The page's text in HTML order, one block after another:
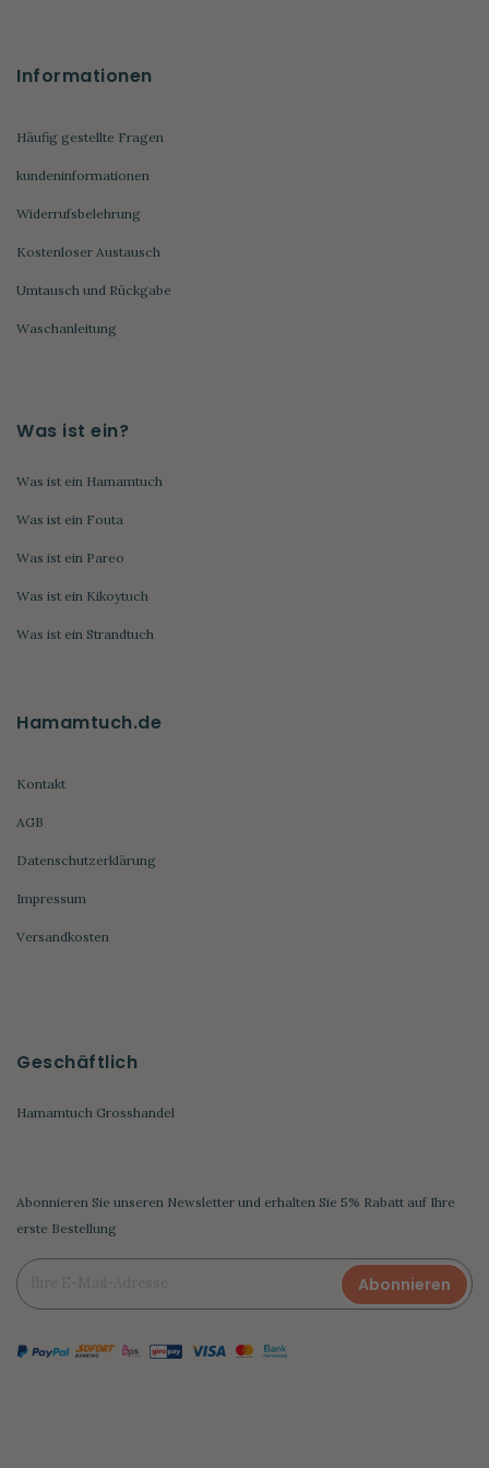
Informationen
Häufig gestellte Fragen
kundeninformationen
Widerrufsbelehrung
Kostenloser Austausch
Umtausch und Rückgabe
Waschanleitung
Was ist ein?
Was ist ein Hamamtuch
Was ist ein Fouta
Was ist ein Pareo
Was ist ein Kikoytuch
Was ist ein Strandtuch
Hamamtuch.de
Kontakt
AGB
Datenschutzerklärung
Impressum
Versandkosten
Geschäftlich
Hamamtuch Grosshandel
Abonnieren Sie unseren Newsletter und erhalten Sie 5% Rabatt auf Ihre
erste Bestellung
Abonnieren